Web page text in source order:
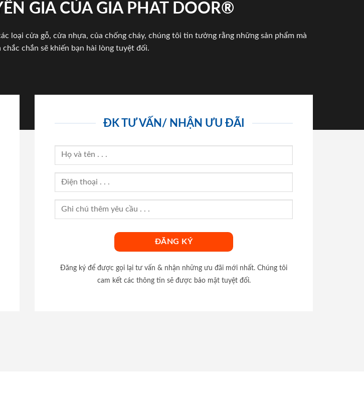
GIA CỦA GIA PHAT DOOR®
loại cửa gỗ, cửa nhựa, của chống cháy, chúng tôi tin tưởng rằng những sản phẩm mà
chắn sẽ khiến bạn hài lòng tuyệt đối.
ĐK TƯ VẤN/ NHẬN ƯU ĐÃI
Đăng ký để được gọi lại tư vấn & nhận những ưu đãi mới nhất. Chúng tôi
cam kết các thông tin sẽ được bảo mật tuyệt đối.